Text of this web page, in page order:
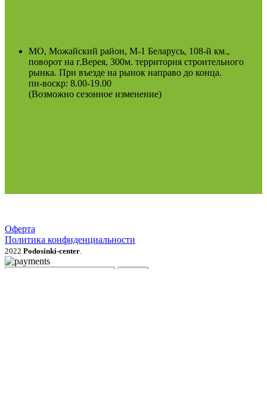
МО, Можайский район, М-1 Беларусь, 108-й км.,
поворот на г.Верея, 300м. территория строительного
рынка. При въезде на рынок направо до конца.
пн-воскр: 8.00-19.00
(Возможно сезонное изменение)
Оферта
Политика конфиденциальности
2022 Podosinki-center.